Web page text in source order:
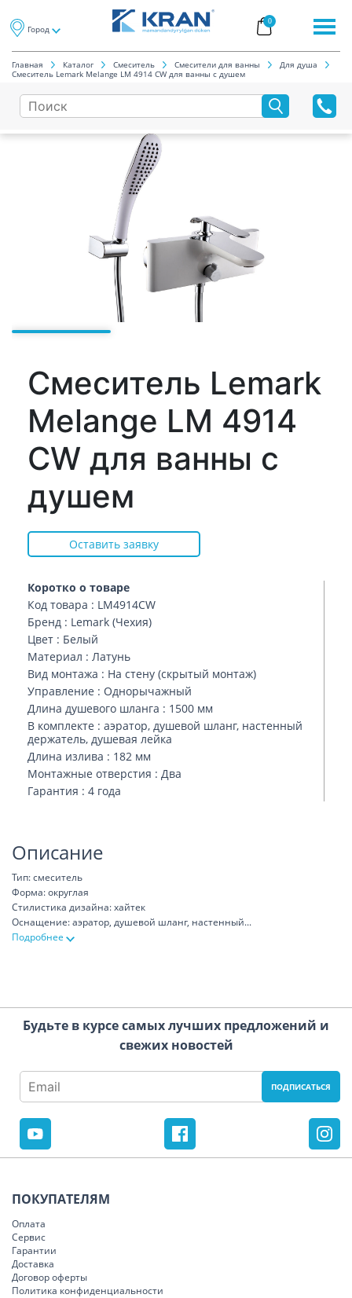
Город
0
Главная Каталог Смеситель Смесители для ванны
Для душа
Смеситель Lemark Melange LM 4914 CW для ванны с душем
Смеситель Lemark
Melange LM 4914
CW для ванны с
душем
Коротко о товаре
Код товара : LM4914CW
Бренд : Lemark (Чехия)
Цвет : Белый
Материал : Латунь
Вид монтажа : На стену (скрытый монтаж)
Управление : Однорычажный
Длина душевого шланга : 1500 мм
В комплекте : аэратор, душевой шланг, настенный
держатель, душевая лейка
Длина излива : 182 мм
Монтажные отверстия : Два
Гарантия : 4 года
Оставить заявку
Описание
Тип: смеситель
Форма: округлая
Стилистика дизайна: хайтек
Оснащение: аэратор, душевой шланг, настенный...
Подробнее
Будьте в курсе самых лучших предложений и
свежих новостей
ПОКУПАТЕЛЯМ
Оплата
Сервис
Гарантии
Доставка
Договор оферты
Политика конфиденциальности